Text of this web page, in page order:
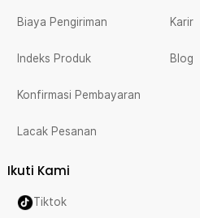
Biaya Pengiriman
Indeks Produk
Konfirmasi Pembayaran
Lacak Pesanan
Karir
Blog
Ikuti Kami
Tiktok